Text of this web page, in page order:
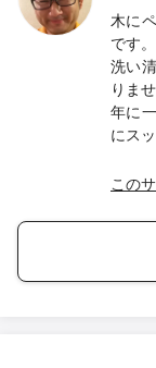
木に
です。
洗い
りませ
年に
にス
この